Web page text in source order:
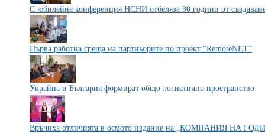
С юбилейна конференция НСНИ отбеляза 30 години от
Първа работна среща на партньорите по проект “RemoteNET”
Украйна и България формират общо логистично пространство
Връчиха отличията в осмото издание на „КОМПАНИЯ НА